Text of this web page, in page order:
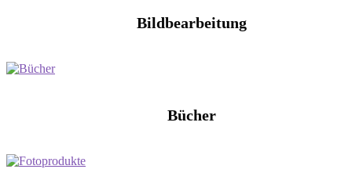
Bildbearbeitung
Bücher